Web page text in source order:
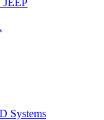
Systems